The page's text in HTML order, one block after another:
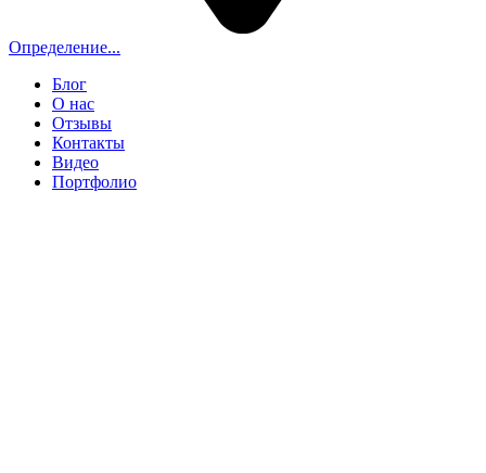
Определение...
Блог
О нас
Отзывы
Контакты
Видео
Портфолио